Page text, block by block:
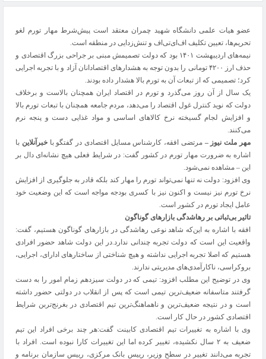
عضو هیات علمی دانشگاه شهید چمران معتقد است پیش‌شرط مهار تورم لغو
تحریم‌ها، تعیین تکلیف اف‌ای‌تی‌اف و تنش‌زدایی در منطقه است.
نیمه‌های اردیبهشت ۱۴۰۱ بود که دولت تصمیمش مبنی بر جراحی بزرگ اقتصادی و
حذف ارز ۴۲۰۰ تومانی را بدون توجه به هشدارهای اقتصادانان آزاد و با تجربه اجرایی
کرد؛ تصمیمی که از تبعات آن به تورم بالا هشدار داده بودند.
یک سال از آن روز می‌گذرد و تورم در اقتصاد ایران همچنان بالاست و برخلاف
دولت که نوید کنترل غول اقتصاد را می‌دهد، مردم جامعه همچنان با تبعات تورم بالا
و افزایش لجام گسیخته نرخ کالاهای اساسی و مواد غذایی دست و پنجه نرم
می‌کنند.
مهر ملت نیوز –مرتضی افقه، کارشناس مسایل اقتصادی در گفتگو باخبرآنلاین با
اشاره به ضرورت مهار تورم در کشور گفت: در شرایط فعلی هیچ نشانه‌ای دال بر
این – مشاهده نمی‌شود.
وی افزود: دولت نه تنها نمی‌تواند تورم را مهار کند بلکه قادر به جلوگیری از افزایش
نرخ تورم نیز نیست و اکنون نیز با کسری بودجه مواجه است که این وضعیت خود
عامل ایجاد تورم در کشور است.
تاثیر بی‌ثباتی بر رهاشدگی‌ بازارهای گوناگون
افقه با اشاره به این‌که شاهد نوعی رهاشدگی در بازارهای گوناگون هستیم، گفت:
واقعیت این است که دولت تجربه چندانی ندارد.در این دولت شاهد حضور افرادی
هستیم که اصلا تجربه اجرایی نداشته و هیچ شناختی از ساختارهای ادارای، اجرایی،
بروکراسی، ناکارآمدی‌های مدیریتی ندارند.
وی در توضیح این مطلب افزود: تیمی که در دولت سیزدهم زمام امور را به دست
گرفتند متاسفانه ضعیف‌ترین تیمی است که پس از انقلاب در دولتی حضور داشته
است و در نتیجه ضعیف‌ترین و ناهماهنگ‌ترین تیم اقتصادی در بغرنج‌تربن شرایط
اقتصادی کشور در حال کار است.
وی با اشاره به تغییرات تیم اقتصادی کابینت گفت:هر چند برخی افراد این تیم
ضعیف به ۲ سال نکشیده، تغییر کرده اما این تغییرات کارا نبوده است. افراد با
تجربه می‌دانند تغییر در سطح وزیر، رییس بانک مرکزی، رییس سازمان برنامه و